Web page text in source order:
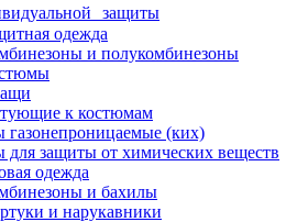
защиты
одежда
и полукомбинезоны
к костюмам
(ких)
защиты от химических веществ
одежда
и бахилы
и нарукавники